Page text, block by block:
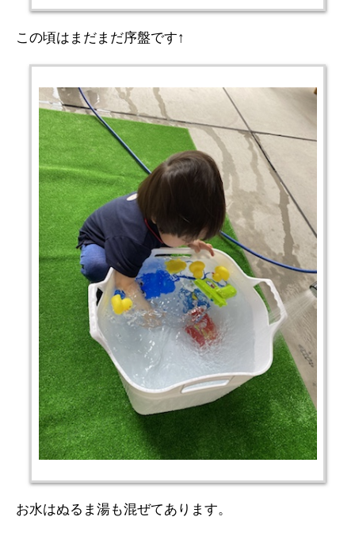
この頃はまだまだ序盤です↑
お水はぬるま湯も混ぜてあります。